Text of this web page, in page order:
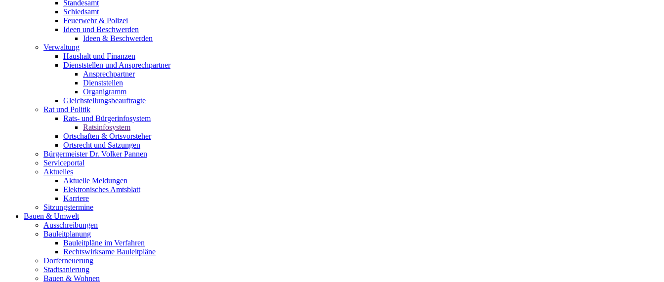
Standesamt
Schiedsamt
Feuerwehr & Polizei
Ideen und Beschwerden
Ideen & Beschwerden
Verwaltung
Haushalt und Finanzen
Dienststellen und Ansprechpartner
Ansprechpartner
Dienststellen
Organigramm
Gleichstellungsbeauftragte
Rat und Politik
Rats- und Bürgerinfosystem
Ratsinfosystem
Ortschaften & Ortsvorsteher
Ortsrecht und Satzungen
Bürgermeister Dr. Volker Pannen
Serviceportal
Aktuelles
Aktuelle Meldungen
Elektronisches Amtsblatt
Karriere
Sitzungstermine
Bauen & Umwelt
Ausschreibungen
Bauleitplanung
Bauleitpläne im Verfahren
Rechtswirksame Bauleitpläne
Dorferneuerung
Stadtsanierung
Bauen & Wohnen